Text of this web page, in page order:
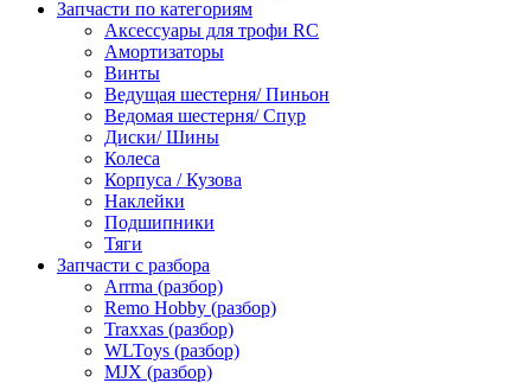
Запчасти по категориям
Аксессуары для трофи RC
Амортизаторы
Винты
Ведущая шестерня/ Пиньон
Ведомая шестерня/ Спур
Диски/ Шины
Колеса
Корпуса / Кузова
Наклейки
Подшипники
Тяги
Запчасти с разбора
Arrma (разбор)
Remo Hobby (разбор)
Traxxas (разбор)
WLToys (разбор)
MJX (разбор)